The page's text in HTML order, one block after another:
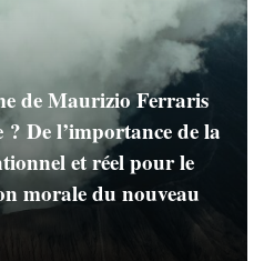
de Maurizio Ferraris
De l’importance de la
et réel pour le
morale du nouveau